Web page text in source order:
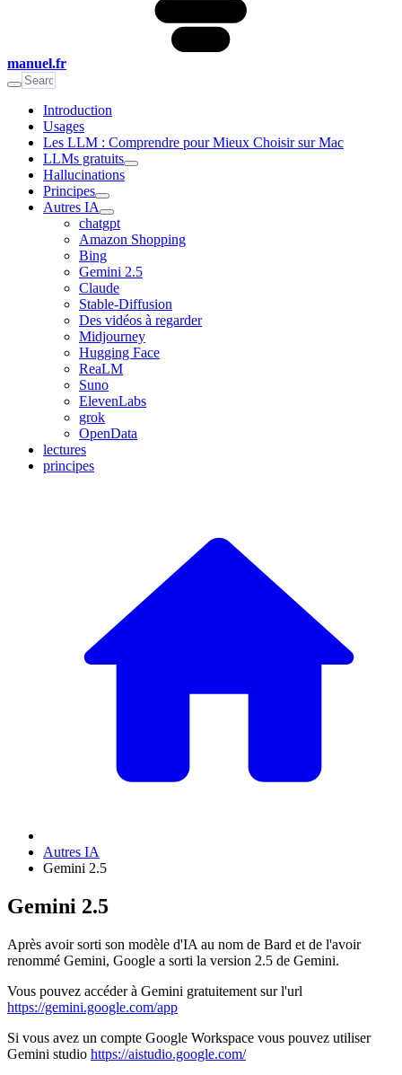
manuel.fr
Introduction
Usages
Les LLM : Comprendre pour Mieux Choisir sur Mac
LLMs gratuits
Hallucinations
Principes
Autres IA
chatgpt
Amazon Shopping
Bing
Gemini 2.5
Claude
Stable-Diffusion
Des vidéos à regarder
Midjourney
Hugging Face
ReaLM
Suno
ElevenLabs
grok
OpenData
lectures
principes
Autres IA
Gemini 2.5
Gemini 2.5
Après avoir sorti son modèle d'IA au nom de Bard et de l'avoir
renommé Gemini, Google a sorti la version 2.5 de Gemini.
Vous pouvez accéder à Gemini gratuitement sur l'url
https://gemini.google.com/app
Si vous avez un compte Google Workspace vous pouvez utiliser
Gemini studio https://aistudio.google.com/